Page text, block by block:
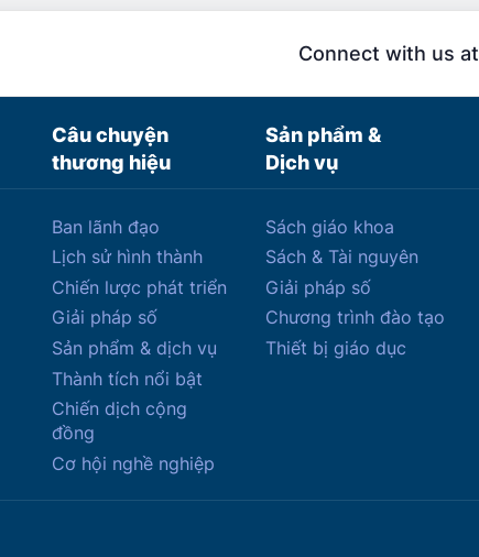
Connect with us at
Câu chuyện
thương hiệu
Sản phẩm &
Dịch vụ
Ban lãnh đạo
Lịch sử hình thành
Chiến lược phát triển
Giải pháp số
Sản phẩm & dịch vụ
Thành tích nổi bật
Chiến dịch cộng
đồng
Cơ hội nghề nghiệp
Sách giáo khoa
Sách & Tài nguyên
Giải pháp số
Chương trình đào tạo
Thiết bị giáo dục